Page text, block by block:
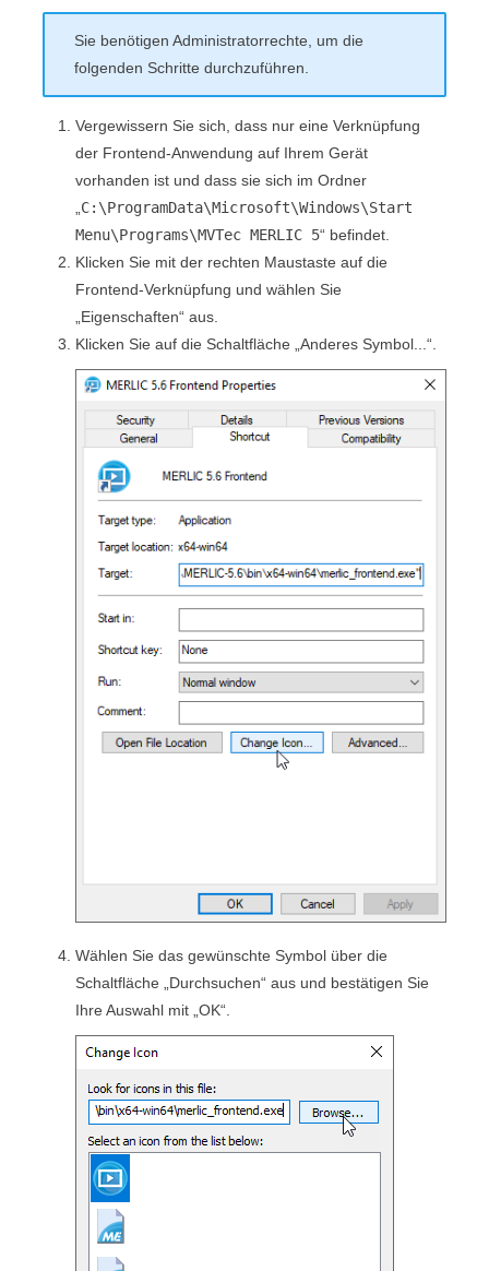
Sie benötigen Administratorrechte, um die
folgenden Schritte durchzuführen.
Vergewissern Sie sich, dass nur eine Verknüpfung
der Frontend-Anwendung auf Ihrem Gerät
vorhanden ist und dass sie sich im Ordner
„C:\ProgramData\Microsoft\Windows\Start
Menu\Programs\MVTec MERLIC 5“ befindet.
Klicken Sie mit der rechten Maustaste auf die
Frontend-Verknüpfung und wählen Sie
„Eigenschaften“ aus.
Klicken Sie auf die Schaltfläche „Anderes Symbol...“.
Wählen Sie das gewünschte Symbol über die
Schaltfläche „Durchsuchen“ aus und bestätigen Sie
Ihre Auswahl mit „OK“.